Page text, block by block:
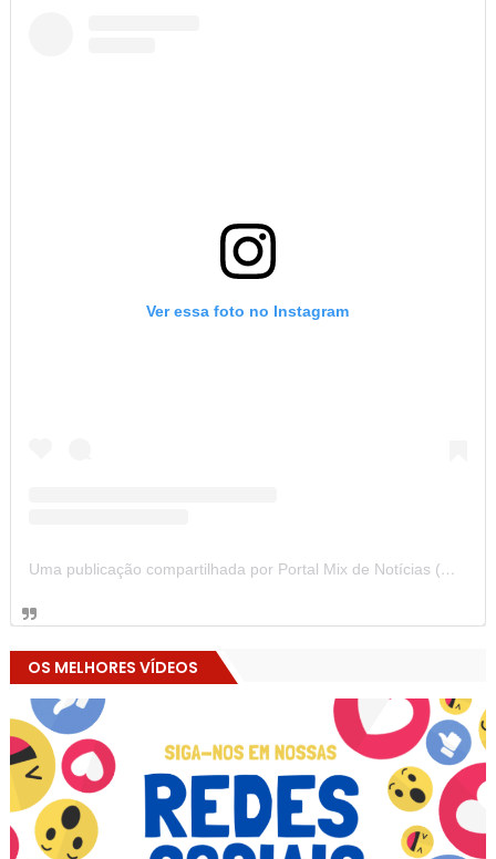
Ver essa foto no Instagram
Uma publicação compartilhada por Portal Mix de Notícias (@portalmixdenoticias)
OS MELHORES VÍDEOS